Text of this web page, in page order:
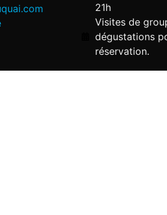
21h
Visites de
dégustations
réservation.